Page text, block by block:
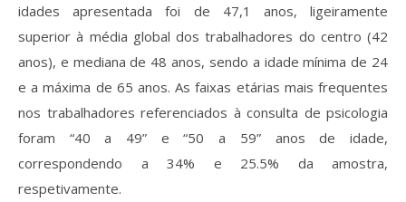
idades apresentada foi de 47,1 anos, ligeiramente
superior à média global dos trabalhadores do centro (42
anos), e mediana de 48 anos, sendo a idade mínima de 24
e a máxima de 65 anos. As faixas etárias mais frequentes
nos trabalhadores referenciados à consulta de psicologia
foram “40 a 49” e “50 a 59” anos de idade,
correspondendo a 34% e 25.5% da amostra,
respetivamente.